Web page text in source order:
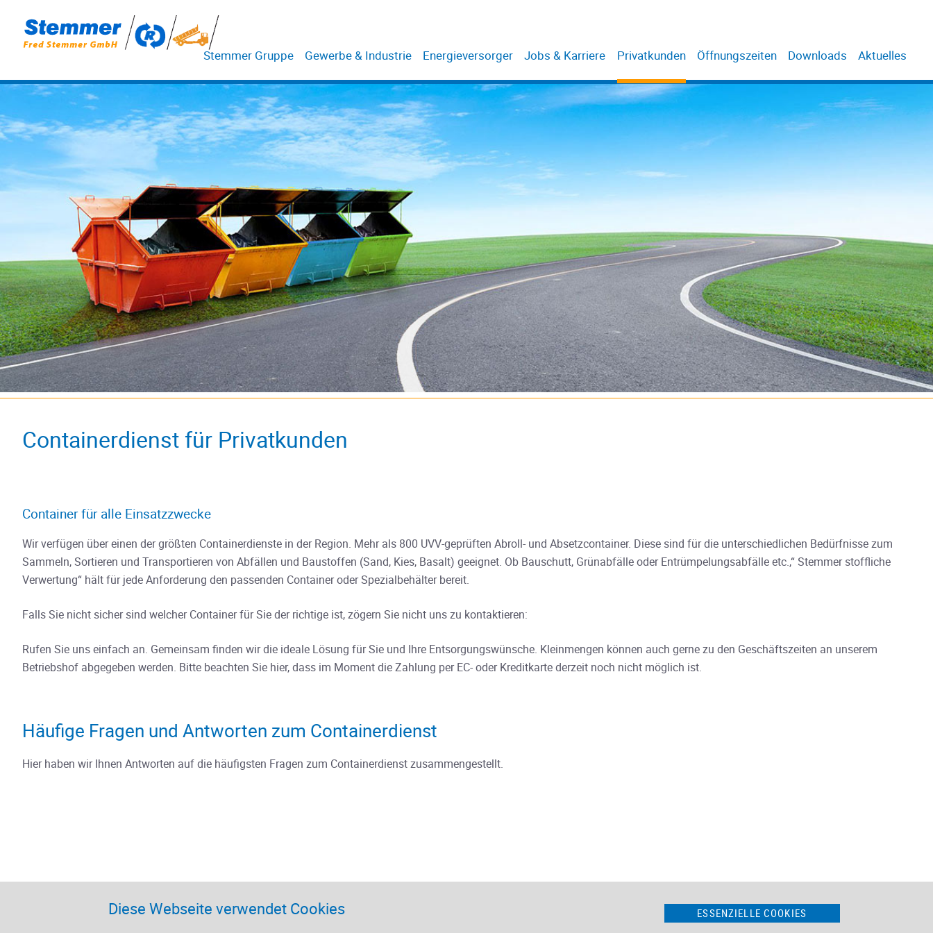
Stemmer Gruppe Gewerbe & Industrie Energieversorger Jobs & Karriere Privatkunden Öffnungszeiten Downloads Aktuelles
Containerdienst für Privatkunden
Container für alle Einsatzzwecke
Wir verfügen über einen der größten Containerdienste in der Region. Mehr als 800 UVV-geprüften Abroll- und Absetzcontainer. Diese sind für die unterschiedlichen Bedürfnisse zum
Sammeln, Sortieren und Transportieren von Abfällen und Baustoffen (Sand, Kies, Basalt) geeignet. Ob Bauschutt, Grünabfälle oder Entrümpelungsabfälle etc.,“ Stemmer stoffliche
Verwertung“ hält für jede Anforderung den passenden Container oder Spezialbehälter bereit.
Falls Sie nicht sicher sind welcher Container für Sie der richtige ist, zögern Sie nicht uns zu kontaktieren:
Rufen Sie uns einfach an. Gemeinsam finden wir die ideale Lösung für Sie und Ihre Entsorgungswünsche. Kleinmengen können auch gerne zu den Geschäftszeiten an unserem
Betriebshof abgegeben werden. Bitte beachten Sie hier, dass im Moment die Zahlung per EC- oder Kreditkarte derzeit noch nicht möglich ist.
Häufige Fragen und Antworten zum Containerdienst
Hier haben wir Ihnen Antworten auf die häufigsten Fragen zum Containerdienst zusammengestellt.
Diese Webseite verwendet Cookies ESSENZIELLE COOKIES